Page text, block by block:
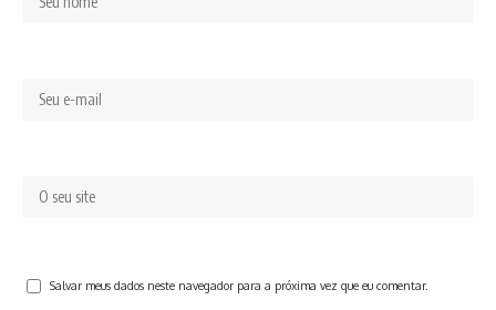
Salvar meus dados neste navegador para a próxima vez que eu comentar.